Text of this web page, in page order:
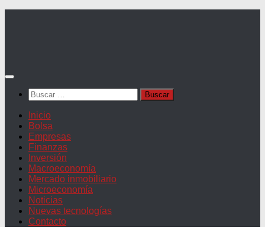
Buscar:
Inicio
Bolsa
Empresas
Finanzas
Inversión
Macroeconomía
Mercado inmobiliario
Microeconomía
Noticias
Nuevas tecnologías
Contacto